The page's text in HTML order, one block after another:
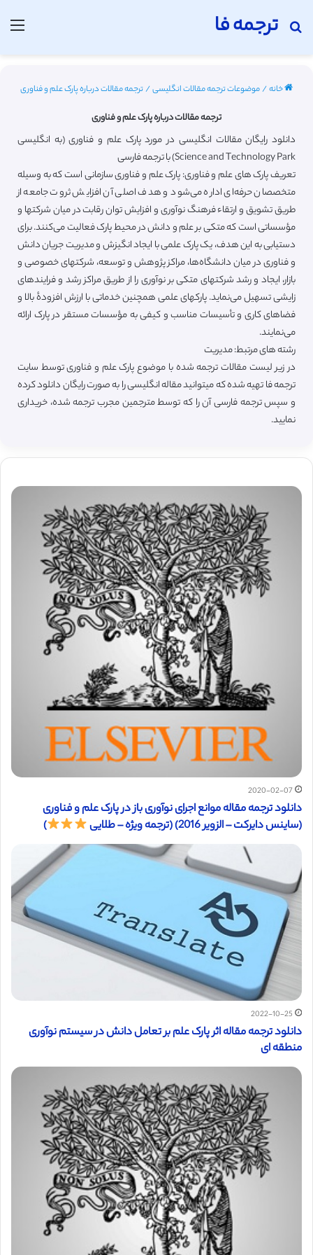
ترجمه فا
جستجو برای
خانه/موضوعات ترجمه مقالات انگلیسی/ترجمه مقالات درباره پارک ‌علم و فناوری
ترجمه مقالات درباره پارک ‌علم و فناوری
دانلود رایگان مقالات انگلیسی در مورد پارک ‌علم و فناوری (به انگلیسی
Science and Technology Park) با ترجمه فارسی
تعریف پارک های ‌علم و فناوری: پارک علم و فناوری سازمانی است که به وسیله
متخصصان حرفه‌ای اداره می‌شود و هدف اصلی آن افزایش ثروت جامعه از
طریق تشویق و ارتقاء فرهنگ نوآوری و افزایش توان رقابت در میان شرکتها و
مؤسساتی است که متکی بر علم و دانش در محیط پارک فعالیت می‌کنند. برای
دستیابی به این هدف، یک پارک علمی با ایجاد انگیزش و مدیریت جریان دانش
و فناوری در میان دانشگاه‌ها، مراکز پژوهش و توسعه، شرکتهای خصوصی و
بازار، ایجاد و رشد شرکتهای متکی بر نوآوری را از طریق مراکز رشد و فرایندهای
زایشی تسهیل می‌نماید. پارکهای علمی همچنین خدماتی با ارزش افزودهٔ بالا و
فضاهای کاری و تأسیسات مناسب و کیفی به مؤسسات مستقر در پارک ارائه
می‌نمایند.
رشته های مرتبط: مدیریت
در زیر لیست مقالات ترجمه شده با موضوع پارک ‌علم و فناوری توسط سایت
ترجمه فا تهیه شده که میتوانید مقاله انگلیسی را به صورت رایگان دانلود کرده
و سپس ترجمه فارسی آن را که توسط مترجمین مجرب ترجمه شده، خریداری
نمایید.
2020-02-07
دانلود ترجمه مقاله موانع اجرای نوآوری باز در پارک علم و فناوری
(ساینس دایرکت – الزویر 2016) (ترجمه ویژه – طلایی
)
2022-10-25
دانلود ترجمه مقاله اثر پارک علم بر تعامل دانش در سیستم نوآوری
منطقه ای